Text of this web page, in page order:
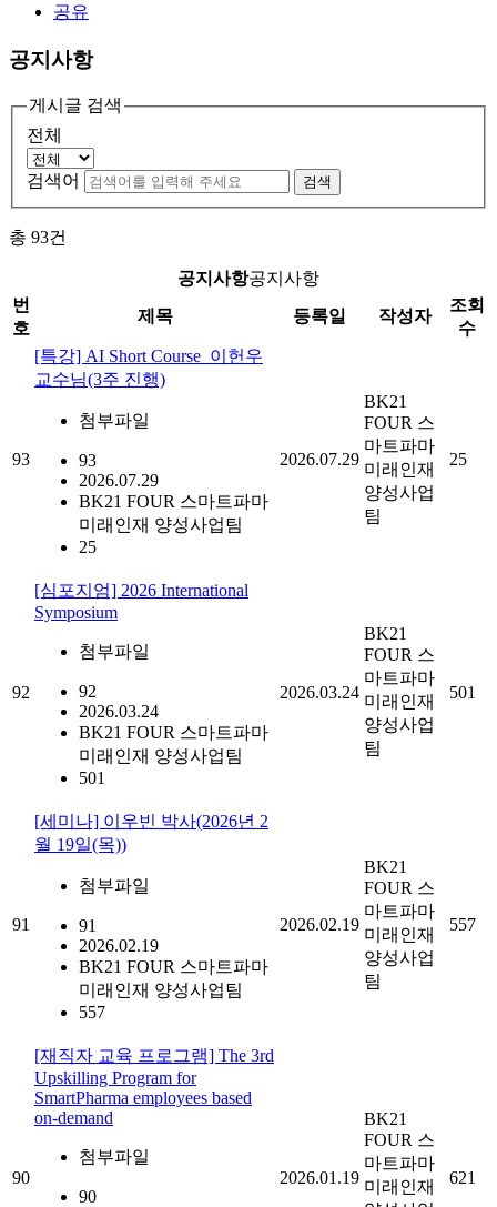
공유
공지사항
게시글 검색
전체
검색어 검색
총 93건
공지사항공지사항
번
호
제목 등록일 작성자
조회
수
93
[특강] AI Short Course_이헌우
교수님(3주 진행)
첨부파일
93
2026.07.29
BK21 FOUR 스마트파마
미래인재 양성사업팀
25
2026.07.29
BK21
FOUR 스
마트파마
미래인재
양성사업
팀
25
92
[심포지엄] 2026 International
Symposium
첨부파일
92
2026.03.24
BK21 FOUR 스마트파마
미래인재 양성사업팀
501
2026.03.24
BK21
FOUR 스
마트파마
미래인재
양성사업
팀
501
91
[세미나] 이우빈 박사(2026년 2
월 19일(목))
첨부파일
91
2026.02.19
BK21 FOUR 스마트파마
미래인재 양성사업팀
557
2026.02.19
BK21
FOUR 스
마트파마
미래인재
양성사업
팀
557
90
[재직자 교육 프로그램] The 3rd
Upskilling Program for
SmartPharma employees based
on-demand
첨부파일
90
2026.01.19
BK21
FOUR 스
마트파마
미래인재
621